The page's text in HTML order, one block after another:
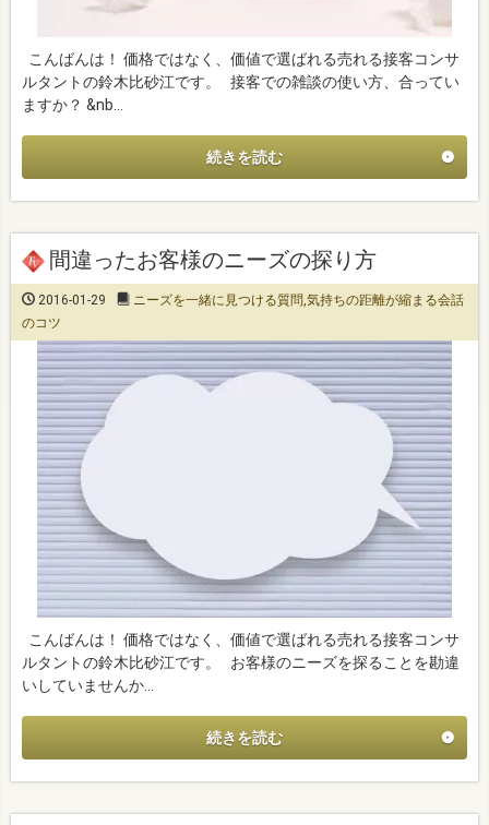
こんばんは！ 価格ではなく、価値で選ばれる売れる接客コンサ
ルタントの鈴木比砂江です。 接客での雑談の使い方、合ってい
ますか？ &nb…
続きを読む
間違ったお客様のニーズの探り方
2016-01-29 ニーズを一緒に見つける質問,気持ちの距離が縮まる会話
のコツ
こんばんは！ 価格ではなく、価値で選ばれる売れる接客コンサ
ルタントの鈴木比砂江です。 お客様のニーズを探ることを勘違
いしていませんか…
続きを読む